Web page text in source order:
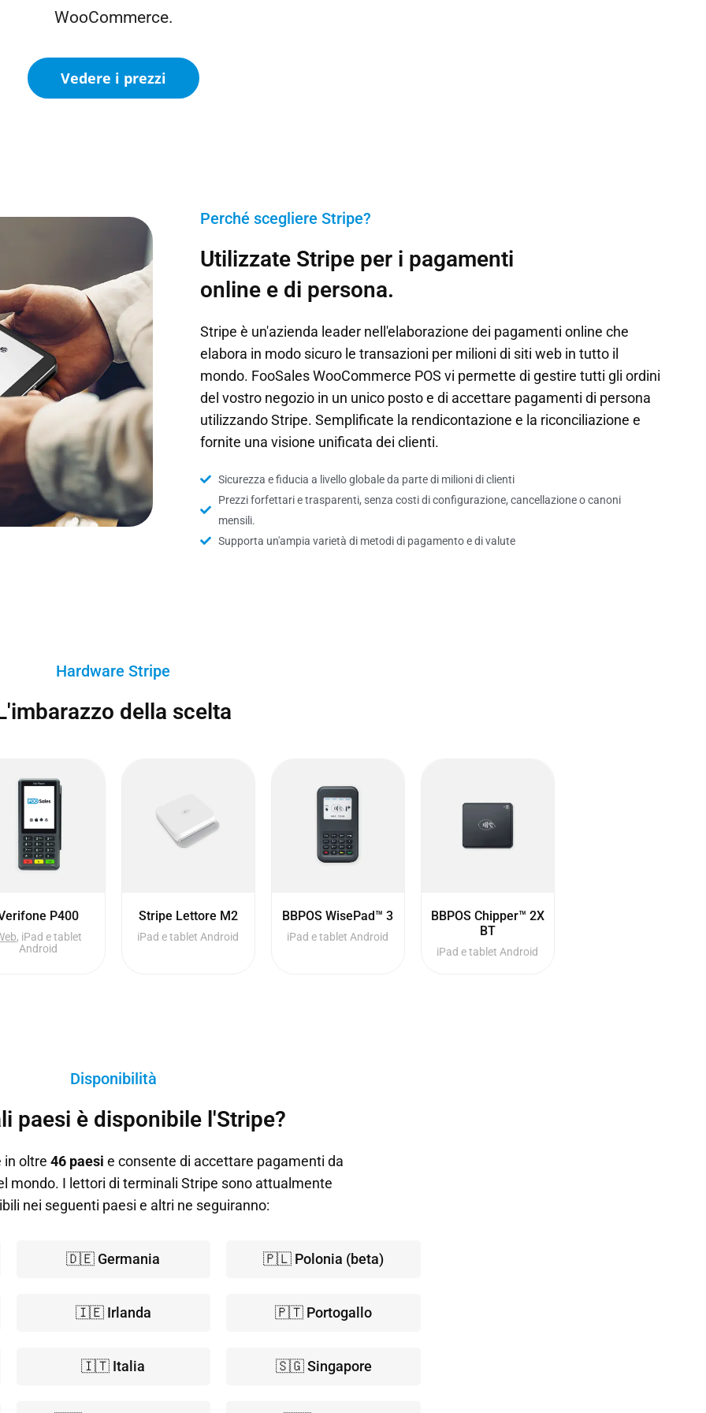
WooCommerce.
Vedere i prezzi
Perché scegliere Stripe?
Utilizzate Stripe per i pagamenti
online e di persona.
Stripe è un'azienda leader nell'elaborazione dei pagamenti online che
elabora in modo sicuro le transazioni per milioni di siti web in tutto il
mondo. FooSales WooCommerce POS vi permette di gestire tutti gli ordini
del vostro negozio in un unico posto e di accettare pagamenti di persona
utilizzando Stripe. Semplificate la rendicontazione e la riconciliazione e
fornite una visione unificata dei clienti.
Sicurezza e fiducia a livello globale da parte di milioni di clienti
Prezzi forfettari e trasparenti, senza costi di configurazione, cancellazione o canoni
mensili.
Supporta un'ampia varietà di metodi di pagamento e di valute
Hardware Stripe
della scelta
P400
, iPad e tablet
Android
Stripe Lettore M2
iPad e tablet Android
BBPOS WisePad™ 3
iPad e tablet Android
BBPOS Chipper™ 2X
BT
iPad e tablet Android
Disponibilità
paesi è disponibile l'Stripe?
in oltre 46 paesi e consente di accettare pagamenti da
mondo. I lettori di terminali Stripe sono attualmente
nei seguenti paesi e altri ne seguiranno:
🇩🇪 Germania
🇮🇪 Irlanda
🇮🇹 Italia
🇵🇱 Polonia (beta)
🇵🇹 Portogallo
🇸🇬 Singapore